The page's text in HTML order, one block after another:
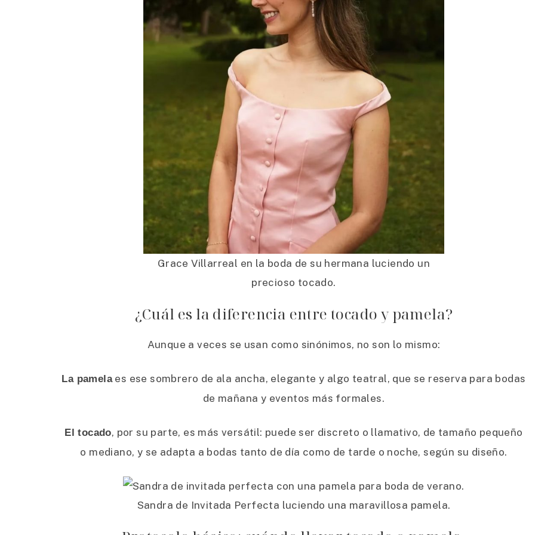
Grace Villarreal en la boda de su hermana luciendo un
precioso tocado.
¿Cuál es la diferencia entre tocado y pamela?
Aunque a veces se usan como sinónimos, no son lo mismo:
La pamelaes ese sombrero de ala ancha, elegante y algo teatral, que se reserva para bodas
de mañana y eventos más formales.
El tocado, por su parte, es más versátil: puede ser discreto o llamativo, de tamaño pequeño
o mediano, y se adapta a bodas tanto de día como de tarde o noche, según su diseño.
Sandra de Invitada Perfecta luciendo una maravillosa pamela.